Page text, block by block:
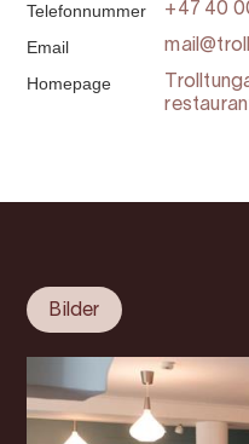
Telefonnummer +47 40
Email
Homepage
Bilder